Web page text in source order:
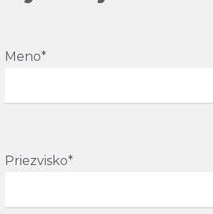
Meno*
Priezvisko*